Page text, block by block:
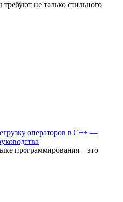
не только стильного
операторов в C++ —
программирования – это